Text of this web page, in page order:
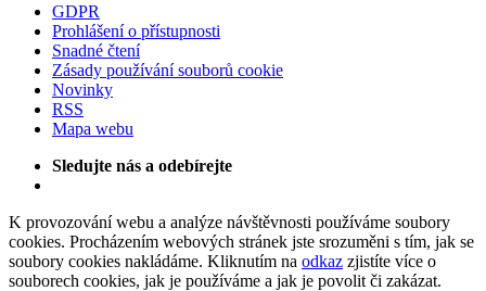
GDPR
Prohlášení o přístupnosti
Snadné čtení
Zásady používání souborů cookie
Novinky
RSS
Mapa webu
Sledujte nás a odebírejte
K provozování webu a analýze návštěvnosti používáme soubory
cookies. Procházením webových stránek jste srozuměni s tím, jak se
soubory cookies nakládáme. Kliknutím na odkaz zjistíte více o
souborech cookies, jak je používáme a jak je povolit či zakázat.